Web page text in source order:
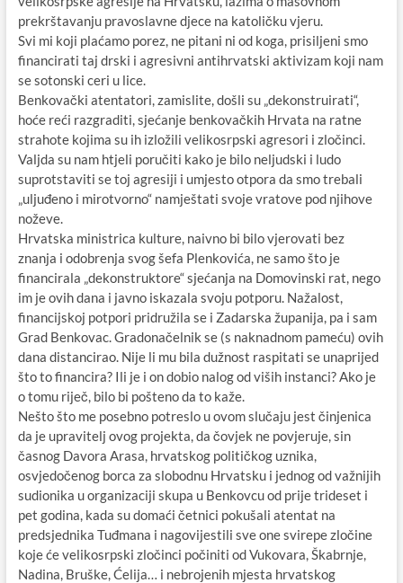
prekrštavanju pravoslavne djece na katoličku vjeru.
Svi mi koji plaćamo porez, ne pitani ni od koga, prisiljeni smo
financirati taj drski i agresivni antihrvatski aktivizam koji nam
se sotonski ceri u lice.
Benkovački atentatori, zamislite, došli su „dekonstruirati“,
hoće reći razgraditi, sjećanje benkovačkih Hrvata na ratne
strahote kojima su ih izložili velikosrpski agresori i zločinci.
Valjda su nam htjeli poručiti kako je bilo neljudski i ludo
suprotstaviti se toj agresiji i umjesto otpora da smo trebali
„uljuđeno i mirotvorno“ namještati svoje vratove pod njihove
noževe.
Hrvatska ministrica kulture, naivno bi bilo vjerovati bez
znanja i odobrenja svog šefa Plenkovića, ne samo što je
financirala „dekonstruktore“ sjećanja na Domovinski rat, nego
im je ovih dana i javno iskazala svoju potporu. Nažalost,
financijskoj potpori pridružila se i Zadarska županija, pa i sam
Grad Benkovac. Gradonačelnik se (s naknadnom pameću) ovih
dana distancirao. Nije li mu bila dužnost raspitati se unaprijed
što to financira? Ili je i on dobio nalog od viših instanci? Ako je
o tomu riječ, bilo bi pošteno da to kaže.
Nešto što me posebno potreslo u ovom slučaju jest činjenica
da je upravitelj ovog projekta, da čovjek ne povjeruje, sin
časnog Davora Arasa, hrvatskog političkog uznika,
osvjedočenog borca za slobodnu Hrvatsku i jednog od važnijih
sudionika u organizaciji skupa u Benkovcu od prije trideset i
pet godina, kada su domaći četnici pokušali atentat na
predsjednika Tuđmana i nagovijestili sve one svirepe zločine
koje će velikosrpski zločinci počiniti od Vukovara, Škabrnje,
Nadina, Bruške, Ćelija… i nebrojenih mjesta hrvatskog